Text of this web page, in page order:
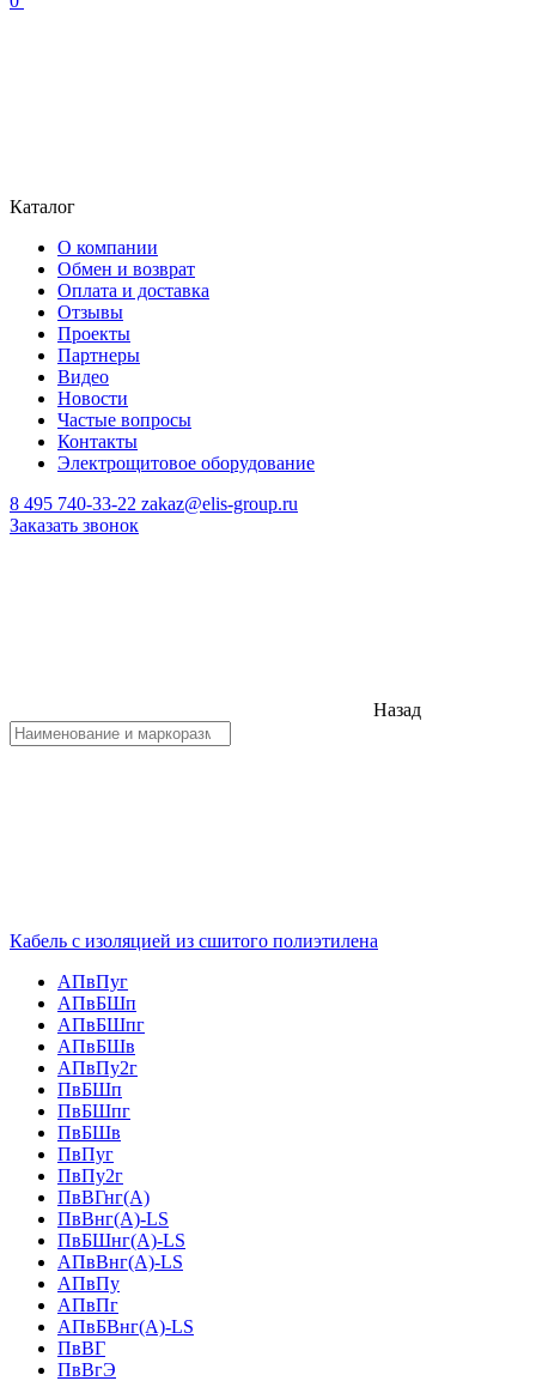
Каталог
О компании
Обмен и возврат
Оплата и доставка
Отзывы
Проекты
Партнеры
Видео
Новости
Частые вопросы
Контакты
Электрощитовое оборудование
8 495 740-33-22 zakaz@elis-group.ru
Заказать звонок
Назад
Кабель с изоляцией из сшитого полиэтилена
АПвПуг
АПвБШп
АПвБШпг
АПвБШв
АПвПу2г
ПвБШп
ПвБШпг
ПвБШв
ПвПуг
ПвПу2г
ПвВГнг(А)
ПвВнг(А)-LS
ПвБШнг(А)-LS
АПвВнг(А)-LS
АПвПу
АПвПг
АПвБВнг(А)-LS
ПвВГ
ПвВгЭ